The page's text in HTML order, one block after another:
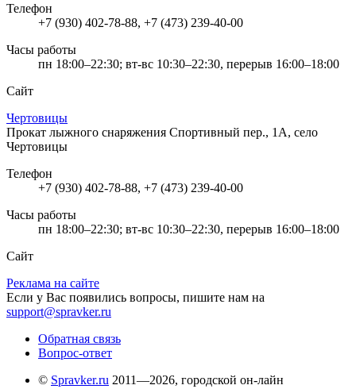
Телефон
+7 (930) 402-78-88, +7 (473) 239-40-00
Часы работы
пн 18:00–22:30; вт-вс 10:30–22:30, перерыв 16:00–18:00
Сайт
Чертовицы
Прокат лыжного снаряжения Спортивный пер., 1А, село
Чертовицы
Телефон
+7 (930) 402-78-88, +7 (473) 239-40-00
Часы работы
пн 18:00–22:30; вт-вс 10:30–22:30, перерыв 16:00–18:00
Сайт
Реклама на сайте
Если у Вас появились вопросы, пишите нам на
support@spravker.ru
Обратная связь
Вопрос-ответ
© Spravker.ru 2011—2026, городской он-лайн